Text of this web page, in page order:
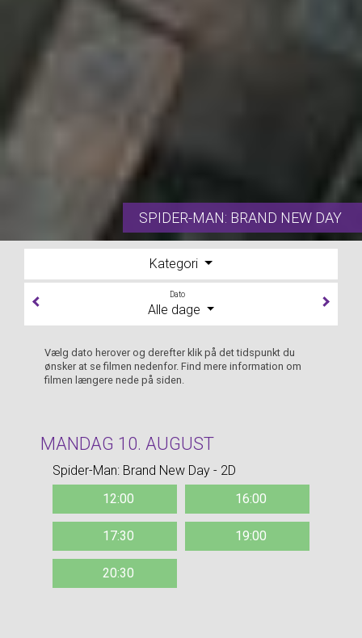
SPIDER-MAN: BRAND NEW DAY
Kategori
Dato
Alle dage
Vælg dato herover og derefter klik på det tidspunkt du
ønsker at se filmen nedenfor. Find mere information om
filmen længere nede på siden.
MANDAG 10. AUGUST
Spider-Man: Brand New Day - 2D
12:00
16:00
17:30 19:00
20:30